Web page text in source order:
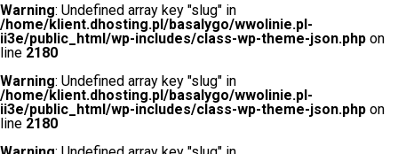
Warning: Undefined array key "slug" in
/home/klient.dhosting.pl/basalygo/wwolinie.pl-
ii3e/public_html/wp-includes/class-wp-theme-json.php on
line 2180
Warning: Undefined array key "slug" in
/home/klient.dhosting.pl/basalygo/wwolinie.pl-
ii3e/public_html/wp-includes/class-wp-theme-json.php on
line 2180